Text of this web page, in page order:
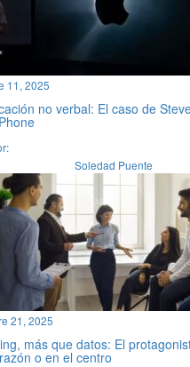
11, 2025
no verbal: El caso de
Soledad Puente
21, 2025
más que datos: El
o en el centro